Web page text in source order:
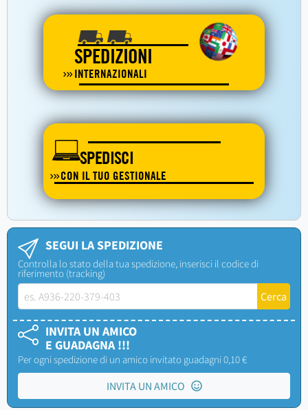
SPEDIZIONI
INTERNAZIONALI
SPEDISCI
CON IL TUO GESTIONALE
SEGUI LA SPEDIZIONE
Controlla lo stato della tua spedizione, inserisci il codice di
riferimento (tracking)
INVITA UN AMICO
E GUADAGNA !!!
Per ogni spedizione di un amico invitato guadagni 0,10 €
INVITA UN AMICO